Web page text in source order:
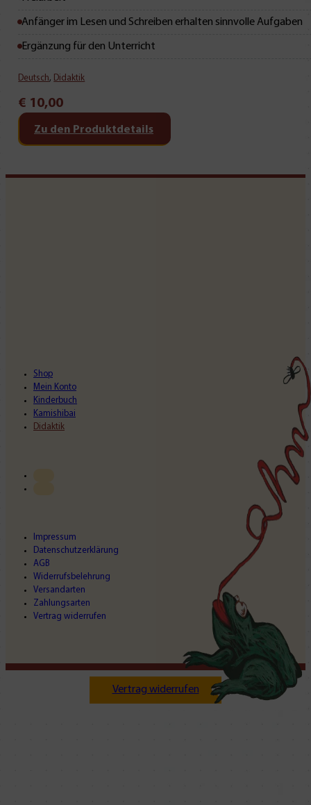
Anfänger im Lesen und Schreiben erhalten sinnvolle Aufgaben
Ergänzung für den Unterricht
Deutsch, Didaktik
€ 10,00
Zu den Produktdetails
Shop
Mein Konto
Kinderbuch
Kamishibai
Didaktik
Impressum
Datenschutzerklärung
AGB
Widerrufsbelehrung
Versandarten
Zahlungsarten
Vertrag widerrufen
Vertrag widerrufen